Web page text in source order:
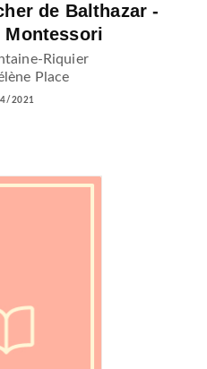
de Balthazar -
Montessori
Riquier
Place
2021